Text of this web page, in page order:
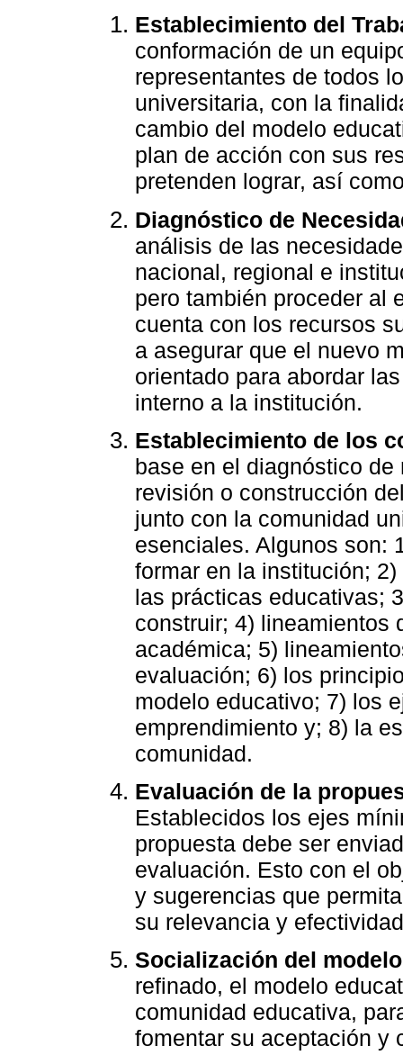
Establecimiento del
conformación de un
representantes de todos
universitaria, con la
cambio del modelo
plan de acción con sus
pretenden lograr, así
Diagnóstico de
análisis de las
nacional, regional e
pero también proceder al
cuenta con los recursos
a asegurar que el nuevo
orientado para abordar
interno a la institución.
Establecimiento de los
base en el diagnóstico
revisión o construcción
junto con la comunidad
esenciales. Algunos son:
formar en la institución;
las prácticas educativas;
construir; 4) lineamientos
académica; 5)
evaluación; 6) los
modelo educativo; 7) los
emprendimiento y; 8) la
comunidad.
Evaluación de la
Establecidos los ejes
propuesta debe ser
evaluación. Esto con el
y sugerencias que
su relevancia y
Socialización del
refinado, el modelo
comunidad educativa,
fomentar su aceptación y